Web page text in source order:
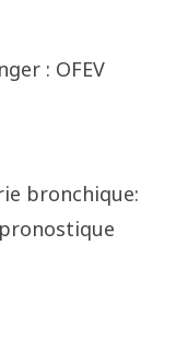
: OFEV
bronchique: